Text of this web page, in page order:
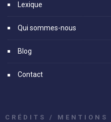
Lexique
Qui sommes-nous
Blog
Contact
CRÉDITS / MENTIONS